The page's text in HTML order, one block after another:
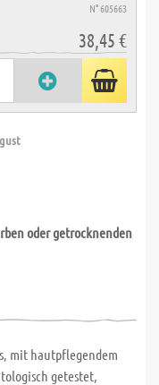
N° 605663
38,45 €
oder getrocknenden
mit hautpflegendem
getestet,